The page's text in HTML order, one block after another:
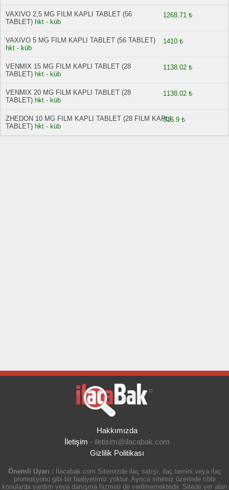
VAXIVO 2,5 MG FILM KAPLI TABLET (56
TABLET) hkt - küb
1268.71 ₺
VAXIVO 5 MG FILM KAPLI TABLET (56 TABLET)
hkt - küb
1410 ₺
VENMIX 15 MG FILM KAPLI TABLET (28
TABLET) hkt - küb
1138.02 ₺
VENMIX 20 MG FILM KAPLI TABLET (28
TABLET) hkt - küb
1138.02 ₺
ZHEDON 10 MG FILM KAPLI TABLET (28 FILM KAPLI
TABLET) hkt - küb
816.9 ₺
Hakkımızda
İletişim - iletisim@ilacabak.com
Gizlilik Politikası
Önemli Uyarı : İlacabak.com Sitemizde ilaç satışı, ilaç temini veya ilaç
promosyonu gibi bir faaliyetimiz yoktur. Ayrıca sitemiz üzerinde tıbbi
konularda yardım veya danışma hizmeti de verilmemektedir. Sitede yer alan